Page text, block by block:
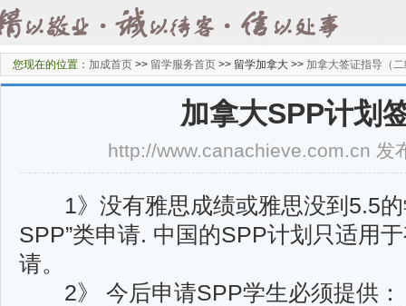
您现在的位置： 加成首页 >> 留学服务首页 >> 留学加拿大 >> 加拿大签证指导（
加拿大SPP计划
http://www.canachieve.com.cn 发
1》没有雅思成绩或雅思没到5.5的
SPP”类申请. 中国的SPP计划只适用
请。
2》 今后申请SPP学生必须提供：